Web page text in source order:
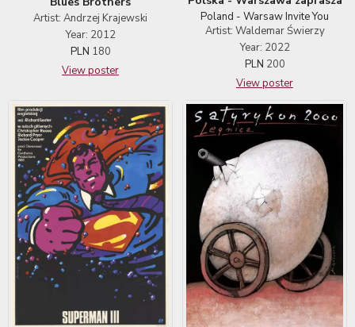
Artist: Andrzej Krajewski
Year: 2012
PLN 180
View poster
Poland - Warsaw Invite You
Artist: Waldemar Świerzy
Year: 2022
PLN 200
View poster